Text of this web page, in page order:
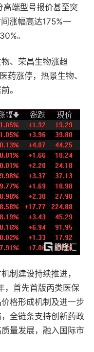
端型号报价甚至突
涨幅高达175%—
。
、荣昌生物涨超
药涨停，热景生物、
。
制建设持续推进，
，首先首版丙类医保
格形成机制及进一步
全链条支持创新药政
量发展，融入国际市